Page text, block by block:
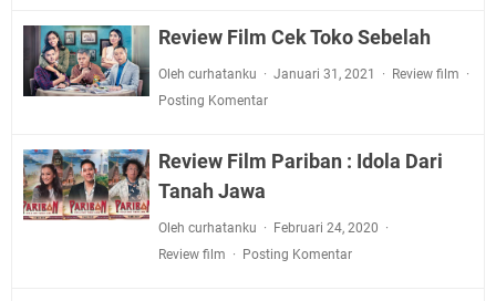
Review Film Cek Toko Sebelah
Oleh curhatanku Januari 31, 2021
Review film
Posting Komentar
Review Film Pariban : Idola Dari
Tanah Jawa
Oleh curhatanku
Februari 24, 2020
Review film
Posting Komentar